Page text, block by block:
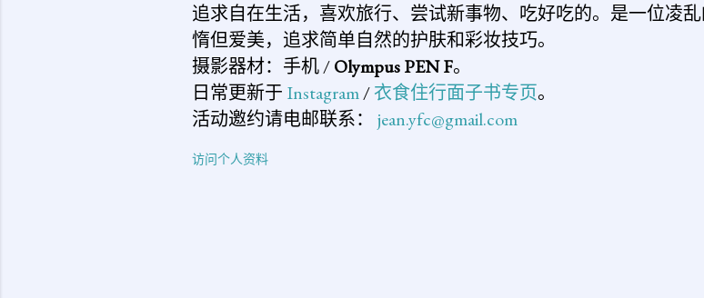
追求自在生活，喜欢旅行、尝试新事物、吃好吃的。是一位凌
惰但爱美，追求简单自然的护肤和彩妆技巧。
摄影器材：手机 /Olympus PEN F。
日常更新于 Instagram/衣食住行面子书专页。
活动邀约请电邮联系： jean.yfc@gmail.com
访问个人资料